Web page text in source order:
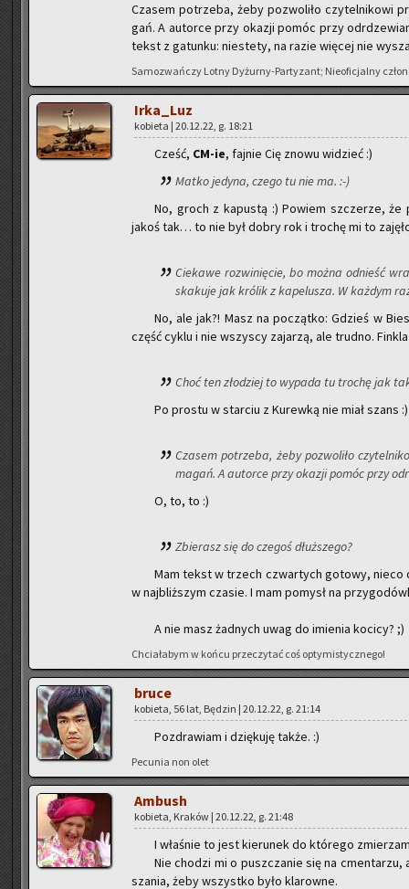
Cza­sem po­trze­ba, żeby po­zwo­li­ło czy­tel­ni­ko­wi
gań. A au­tor­ce przy oka­zji pomóc przy
tekst z ga­tun­ku: nie­ste­ty, na razie wię­cej nie
Sa­mo­zwań­czy Lotny Dy­żur­ny-Par­ty­zant; Nie­ofi­cjal­ny
Ir­ka­_Luz
ko­bie­ta | 20.12.22, g. 18:21
Cześć, CM-ie, faj­nie Cię znowu wi­dzieć :)
Matko je­dy­na, czego tu nie ma. :-)
No, groch z ka­pu­stą :) Po­wiem szcze­rze,
jakoś tak… to nie był dobry rok i tro­chę mi to
Cie­ka­we roz­wi­nię­cie, bo można od­nieść
ska­ku­je jak kró­lik z ka­pe­lu­sza. W każ­dym
No, ale jak?! Masz na po­cząt­ko: Gdzieś w
część cyklu i nie wszy­scy za­ja­rzą, ale trud­no.
Choć ten zło­dziej to wy­pa­da tu tro­chę jak
Po pro­stu w star­ciu z Ku­rew­ką nie miał szans :)
Cza­sem po­trze­ba, żeby po­zwo­li­ło
ma­gań. A au­tor­ce przy oka­zji pomóc przy
O, to, to :)
Zbie­rasz się do cze­goś dłuż­sze­go?
Mam tekst w trzech czwar­tych go­to­wy, nieco
w naj­bliż­szym cza­sie. I mam po­mysł na
A nie masz żad­nych uwag do imie­nia ko­ci­cy? ;)
Chcia­ła­bym w końcu prze­czy­tać coś opty­mi­stycz­ne­go!
bruce
ko­bie­ta, 56 lat, Bę­dzin | 20.12.22, g. 21:14
Po­zdra­wiam i dzię­ku­ję także. :)
Pe­cu­nia non olet
Am­bush
ko­bie­ta, Kra­ków | 20.12.22, g. 21:48
I wła­śnie to jest kie­ru­nek do któ­re­go
Nie cho­dzi mi o pusz­cza­nie się na
sza­nia, żeby wszyst­ko było kla­row­ne.